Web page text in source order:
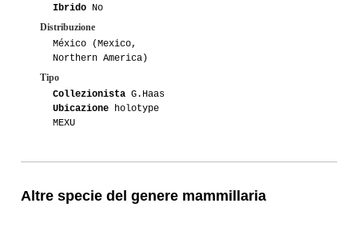
Ibrido No
Distribuzione
México (Mexico,
Northern America)
Tipo
Collezionista G.Haas
Ubicazione holotype
MEXU
Altre specie del genere mammillaria